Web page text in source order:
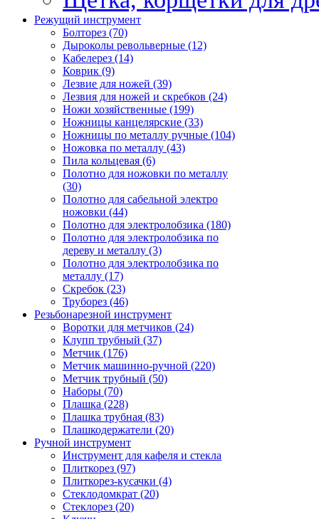
Режущий инструмент
Болторез (70)
Дыроколы револьверные (12)
Кабелерез (14)
Коврик (9)
Лезвие для ножей (39)
Лезвия для ножей и скребков (24)
Ножи хозяйственные (199)
Ножницы канцелярские (33)
Ножницы по металлу ручные (104)
Ножовка по металлу (43)
Пила кольцевая (6)
Полотно для ножовки по металлу
(30)
Полотно для сабельной электро
ножовки (44)
Полотно для электролобзика (180)
Полотно для электролобзика по
дереву и металлу (3)
Полотно для электролобзика по
металлу (17)
Скребок (23)
Труборез (46)
Резьбонарезной инструмент
Воротки для метчиков (24)
Клупп трубный (37)
Метчик (176)
Метчик машинно-ручной (220)
Метчик трубный (50)
Наборы (70)
Плашка (228)
Плашка трубная (83)
Плашкодержатели (20)
Ручной инструмент
Инструмент для кафеля и стекла
Плиткорез (97)
Плиткорез-кусачки (4)
Стеклодомкрат (20)
Стеклорез (20)